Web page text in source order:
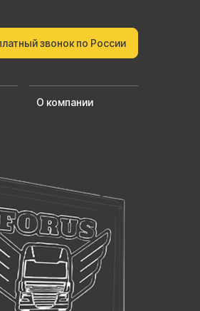
звонок по России
О компании